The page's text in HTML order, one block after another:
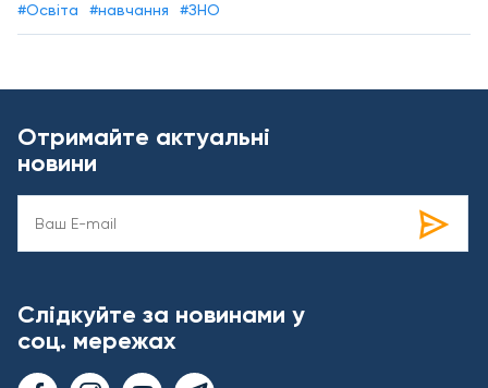
#Освіта #навчання #ЗНО
Отримайте актуальні
новини
Слідкуйте за новинами у
соц. мережах